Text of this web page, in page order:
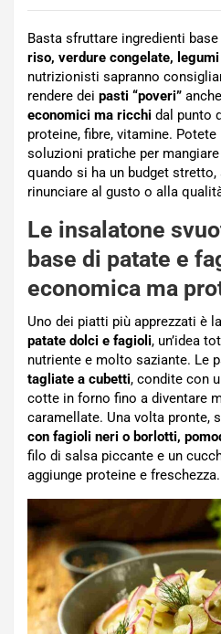
Basta sfruttare ingredienti
riso, verdure congelate,
nutrizionisti sapranno
rendere dei pasti “poveri”
economici ma ricchi dal punto
proteine, fibre, vitamine.
soluzioni pratiche per
quando si ha un budget
rinunciare al gusto o alla
Le insalatone
base di patate e
economica ma
Uno dei piatti più apprezzati è
patate dolci e fagioli, un’idea
nutriente e molto saziante. Le
tagliate a cubetti, condite con
cotte in forno fino a diventare
caramellate. Una volta pronte,
con fagioli neri o borlotti,
filo di salsa piccante e un
aggiunge proteine e freschezza.